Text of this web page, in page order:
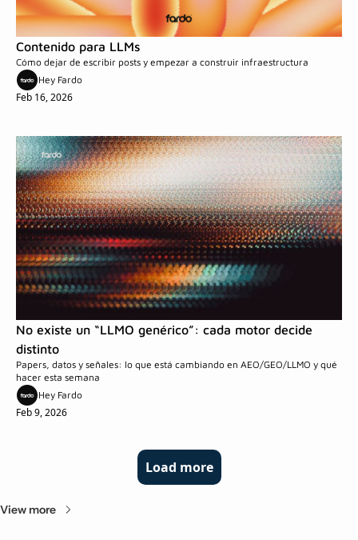
Contenido para LLMs
Cómo dejar de escribir posts y empezar a construir infraestructura
Hey Fardo
Feb 16, 2026
No existe un “LLMO genérico”: cada motor decide
distinto
Papers, datos y señales: lo que está cambiando en AEO/GEO/LLMO y qué
hacer esta semana
Hey Fardo
Feb 9, 2026
Load more
View more